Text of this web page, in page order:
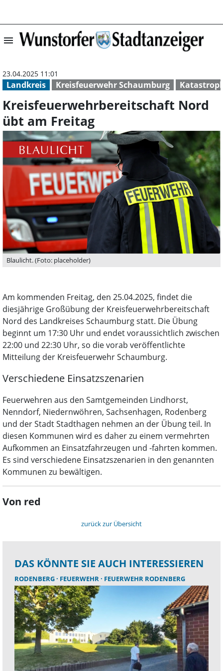
menu
Landkreis Kreisfeuerwehr Schaumburg
23.04.2025 11:01
Kreisfeuerwehrbereitschaft Nord
übt am Freitag
Blaulicht. (Foto: placeholder)
Am kommenden Freitag, den 25.04.2025, findet die
diesjährige Großübung der Kreisfeuerwehrbereitschaft
Nord des Landkreises Schaumburg statt. Die Übung
beginnt um 17:30 Uhr und endet voraussichtlich zwischen
22:00 und 22:30 Uhr, so die vorab veröffentlichte
Mitteilung der Kreisfeuerwehr Schaumburg.
Verschiedene Einsatzszenarien
Feuerwehren aus den Samtgemeinden Lindhorst,
Nenndorf, Niedernwöhren, Sachsenhagen, Rodenberg
und der Stadt Stadthagen nehmen an der Übung teil. In
diesen Kommunen wird es daher zu einem vermehrten
Aufkommen an Einsatzfahrzeugen und -fahrten kommen.
Es sind verschiedene Einsatzszenarien in den genannten
Kommunen zu bewältigen.
Von red
zurück zur Übersicht
DAS KÖNNTE SIE AUCH INTERESSIEREN
RODENBERG FEUERWEHR FEUERWEHR RODENBERG